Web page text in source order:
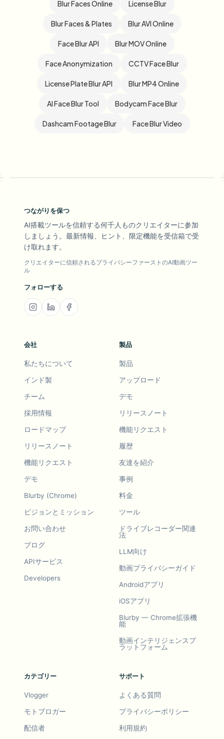
Blur Faces Online License Blur
Blur Faces & Plates Blur AVI Online
Face Blur API Blur MOV Online
Face Anonymization CCTV Face Blur
License Plate Blur API Blur MP4 Online
AI Face Blur Tool Bodycam Face Blur
Dashcam Footage Blur Face Blur Video
つながりを保つ
AI搭載ツールを信頼する何千人ものクリエイターに参加
しましょう。最新情報、ヒント、限定機能を受信箱で受
け取れます。
クリエイターに信頼されるプライバシーファーストのAI動画ツー
ル
フォローする
会社
私たちについて
インド製
チーム
採用情報
ロードマップ
リリースノート
機能リクエスト
デモ
Blurby (Chrome)
ビジョンとミッション
お問い合わせ
ブログ
APIサービス
Developers
製品
製品
アップロード
デモ
リリースノート
機能リクエスト
履歴
友達を紹介
事例
料金
ツール
ドライブレコーダー関連
法
LLM向け
動画プライバシーガイド
Androidアプリ
iOSアプリ
Blurby — Chrome拡張機
能
動画インテリジェンスプ
ラットフォーム
カテゴリー
Vlogger
モトブロガー
配信者
サポート
よくある質問
プライバシーポリシー
利用規約